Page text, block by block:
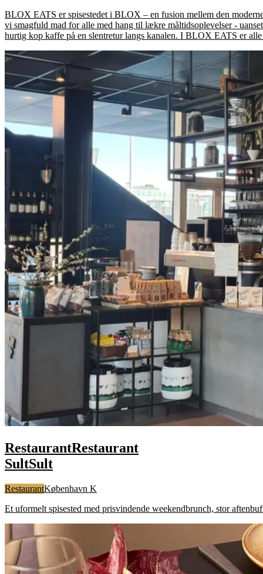
BLOX EATS er spisestedet i BLOX – en fusion mellem den
vi smagfuld mad for alle med hang til lækre måltidsoplevelser -
hurtig kop kaffe på en slentretur langs kanalen. I BLOX EATS er
RestaurantRestaurant
SultSult
RestaurantKøbenhavn K
Et uformelt spisested med prisvindende weekendbrunch, stor